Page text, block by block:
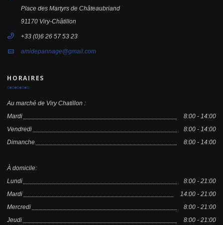
Place des Martyrs de Châteaubriand
91170 Viry-Châtillon
+33 (0)6 26 57 53 23
amidepannage@gmail.com
HORAIRES
Au marché de Viry Chatillon :
Mardi
8:00 - 14:00
Vendredi
8:00 - 14:00
Dimanche
8:00 - 14:00
À domicile:
Lundi
8:00 - 21:00
Mardi
14:00 - 21:00
Mercredi
8:00 - 21:00
Jeudi
8:00 - 21:00